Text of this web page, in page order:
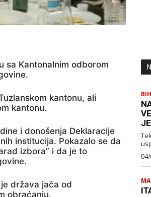
sa Kantonalnim odborom
kantonu, ali
kantonu.
i donošenja Deklaracije
institucija. Pokazalo se da
izbora” i da je to
država jača od
obraćanju.
BIH